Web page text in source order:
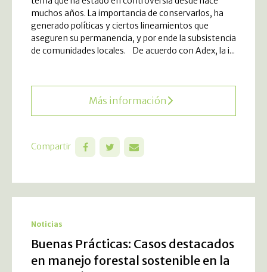
muchos años. La importancia de conservarlos, ha
generado políticas y ciertos lineamientos que
aseguren su permanencia, y por ende la subsistencia
de comunidades locales. De acuerdo con Adex, la i...
Más información
Compartir
Noticias
Buenas Prácticas: Casos destacados
en manejo forestal sostenible en la